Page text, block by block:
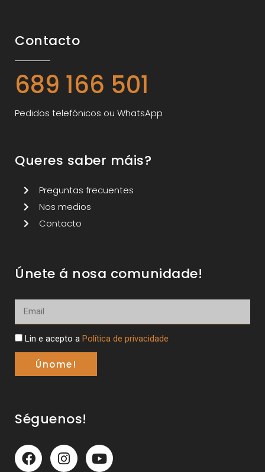
Contacto
689 166 501
Pedidos telefónicos ou WhatsApp
Queres saber máis?
Preguntas frecuentes
Nos medios
Contacto
Únete á nosa comunidade!
Lin e acepto a Política de privacidade
Únome!
Séguenos!